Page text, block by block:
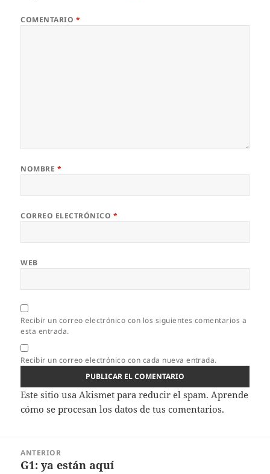
COMENTARIO *
NOMBRE *
CORREO ELECTRÓNICO *
WEB
Recibir un correo electrónico con los siguientes comentarios a
esta entrada.
Recibir un correo electrónico con cada nueva entrada.
Este sitio usa Akismet para reducir el spam. Aprende
cómo se procesan los datos de tus comentarios.
ANTERIOR
Entrada
G1: ya están aquí